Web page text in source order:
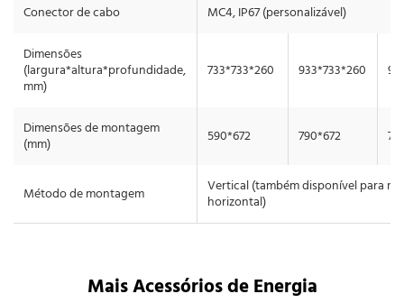
Conector de cabo
MC4, IP67 (personalizável)
Dimensões
(largura*altura*profundidade,
mm)
733*733*260 933*733*260
Dimensões de montagem
(mm) 590*672 790*672
Método de montagem Vertical (também disponível para
horizontal)
Mais Acessórios de Energia